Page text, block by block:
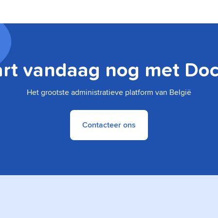
vandaag nog met
Het grootste administratieve platform van België
Contacteer ons